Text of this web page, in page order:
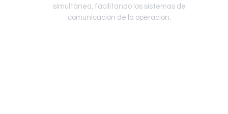
simultánea, facilitando los sistemas de
comunicación de la operación.